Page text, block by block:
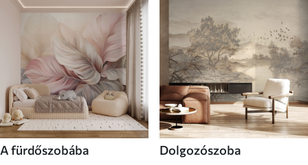
A fürdőszobába Dolgozószoba